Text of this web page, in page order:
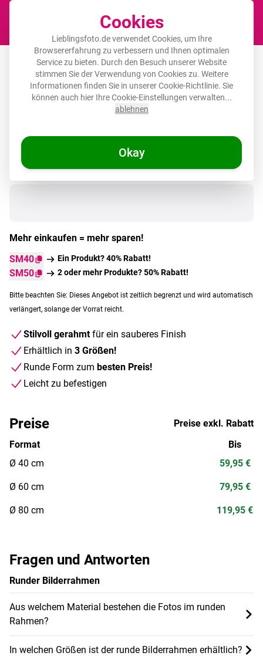
Cookies
Lieblingsfoto.de verwendet Cookies, um Ihre
Browsererfahrung zu verbessern und Ihnen optimalen
Service zu bieten. Durch den Besuch unserer Website
stimmen Sie der Verwendung von Cookies zu. Weitere
Informationen finden Sie in unsererCookie-Richtlinie. Sie
können auch hier Ihre Cookie-Einstellungen verwalten...
ablehnen
Okay
Runde Bilderrahmen - Sushi - Röllchen
- Steine - Bunt
Auf Lager
Mehr einkaufen = mehr sparen!
SM40
Ein Produkt? 40% Rabatt!
SM50 2 oder mehr Produkte? 50% Rabatt!
Bitte beachten Sie: Dieses Angebot ist zeitlich begrenzt und wird automatisch
verlängert, solange der Vorrat reicht.
Stilvoll gerahmtfür ein sauberes Finish
Erhältlich in 3 Größen!
Runde Form zum besten Preis!
Leicht zu befestigen
Fragen und Antworten
Runder Bilderrahmen
Aus welchem Material bestehen die Fotos im runden
Rahmen?
In welchen Größen ist der runde Bilderrahmen erhältlich?
Preise
Preise exkl. Rabatt
Format
Ø 40 cm
Ø 60 cm
Ø 80 cm
Bis
59,95 €
79,95 €
119,95 €